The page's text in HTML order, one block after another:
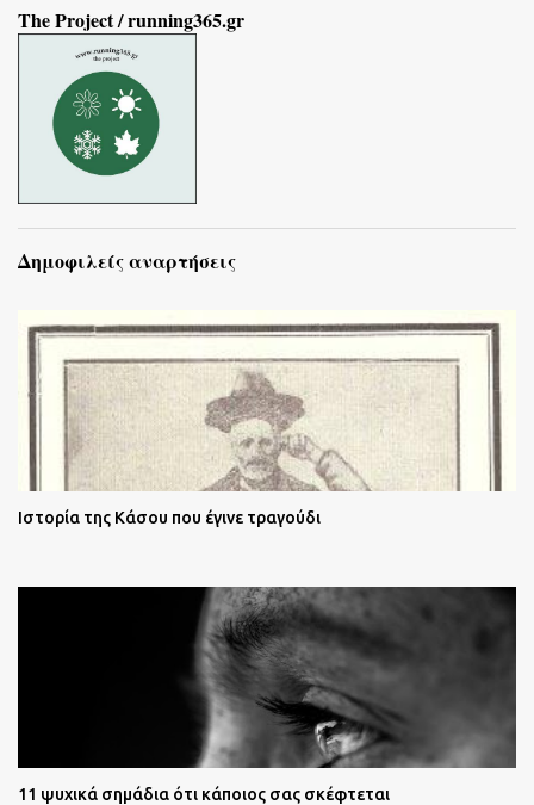
The Project / running365.gr
Δημοφιλείς αναρτήσεις
Ιστορία της Κάσου που έγινε τραγούδι
11 ψυχικά σημάδια ότι κάποιος σας σκέφτεται